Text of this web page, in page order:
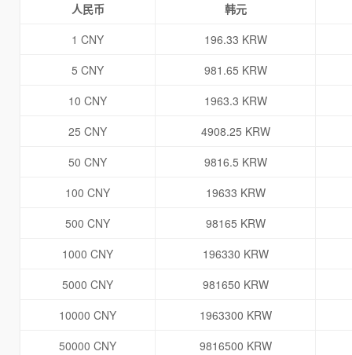
人民币
韩元
1 CNY
196.33 KRW
5 CNY
981.65 KRW
10 CNY
1963.3 KRW
25 CNY
4908.25 KRW
50 CNY
9816.5 KRW
100 CNY
19633 KRW
500 CNY
98165 KRW
1000 CNY
196330 KRW
5000 CNY
981650 KRW
10000 CNY
1963300 KRW
50000 CNY
9816500 KRW